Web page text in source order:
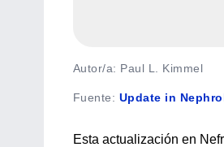
Autor/a: Paul L. Kimmel
Fuente: Update in
Esta actualización en